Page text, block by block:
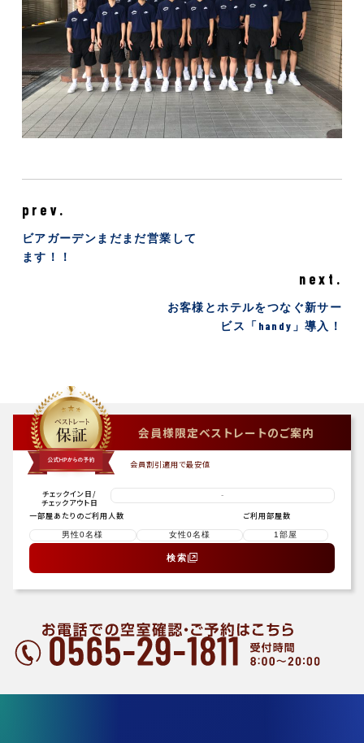
prev.
ビアガーデンまだまだ営業して
ます！！
next.
お客様とホテルをつなぐ新サー
ビス「handy」導入！
会員様限定ベストレートのご案内
会員割引適用で最安値
チェックイン日/
チェックアウト日
-
一部屋あたりのご利用人数 ご利用部屋数
検索